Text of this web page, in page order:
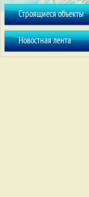
Строящиеся объекты
Новостная лента